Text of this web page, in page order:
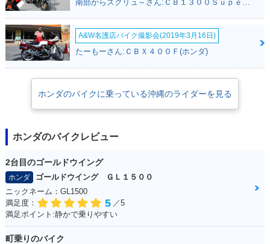
A&W名護店バイク撮影会(2019年3月16日)
たーもーさん:ＣＢＸ４００Ｆ(ホンダ)
ホンダのバイクに乗っている沖縄のライダーを見る
ホンダのバイクレビュー
2台目のゴールドウイング
ホンダ
ゴールドウイング ＧＬ１５００
ニックネーム：GL1500
満足度：
5 ／5
満足ポイント:静かで乗りやすい
町乗りのバイク